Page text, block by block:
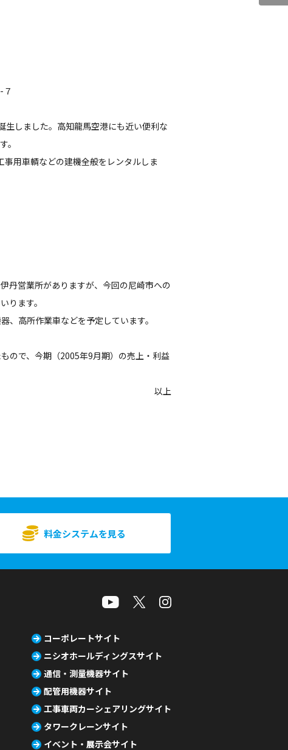
しました。高知龍馬空港にも近い便利な
。
用車輌などの建機全般をレンタルしま
丹営業所がありますが、今回の尼崎市への
ります。
高所作業車などを予定しています。
ので、今期（2005年9月期）の売上・利益
以上
料金システムを見る
コーポレートサイト
ニシオホールディングスサイト
通信・測量機器サイト
配管用機器サイト
工事車両カーシェアリングサイト
タワークレーンサイト
イベント・展示会サイト